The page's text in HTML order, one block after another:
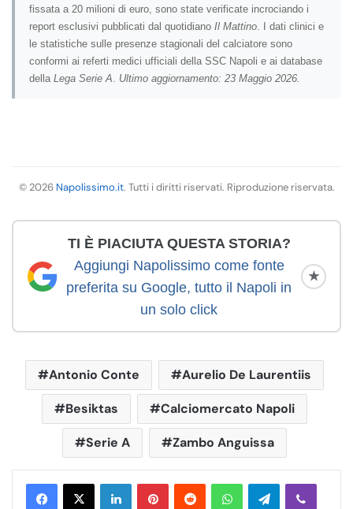
fissata a 20 milioni di euro, sono state verificate incrociando i
report esclusivi pubblicati dal quotidiano Il Mattino. I dati clinici e
le statistiche sulle presenze stagionali del calciatore sono
conformi ai referti medici ufficiali della SSC Napoli e ai database
della Lega Serie A. Ultimo aggiornamento: 23 Maggio 2026.
© 2026 Napolissimo.it. Tutti i diritti riservati. Riproduzione riservata.
TI È PIACIUTA QUESTA STORIA?
Aggiungi Napolissimo come fonte
preferita su Google, tutto il Napoli in
un solo click
★
Antonio Conte Aurelio De Laurentiis
Besiktas Calciomercato Napoli
Serie A Zambo Anguissa
WhatsApp Telegram